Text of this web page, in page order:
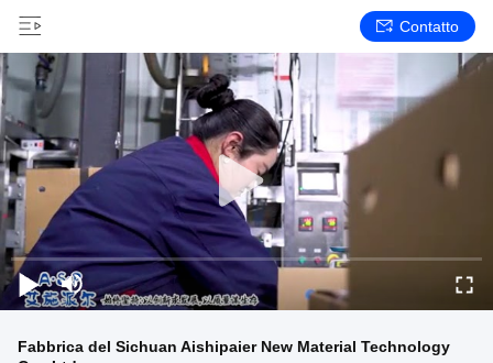
Contatto
Fabbrica del Sichuan Aishipaier New Material Technology